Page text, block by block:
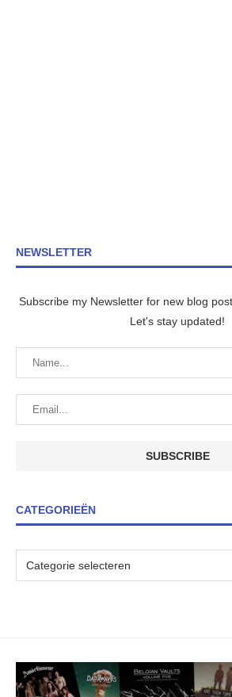
NEWSLETTER
Subscribe my Newsletter for new blog
Let's stay updated!
CATEGORIEËN